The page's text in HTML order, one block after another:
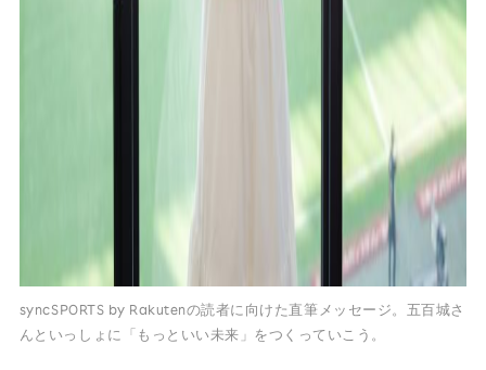
syncSPORTS by Rakutenの読者に向けた直筆メッセージ。五百城さ
んといっしょに「もっといい未来」をつくっていこう。